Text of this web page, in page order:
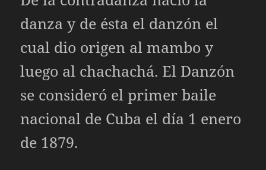
danza y de ésta el danzón el
cual dio origen al mambo y
luego al chachachá. El Danzón
se consideró el primer baile
nacional de Cuba el día 1 enero
de 1879.